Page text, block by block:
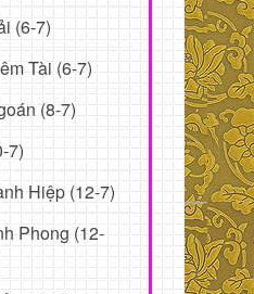
(6-7)
Tài (6-7)
(8-7)
7)
Hiệp (12-7)
Phong (12-